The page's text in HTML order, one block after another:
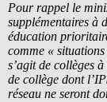
Pour rappel le
supplémentaires à
éducation
comme «
s’agit de collèges
de collège dont
réseau ne seront